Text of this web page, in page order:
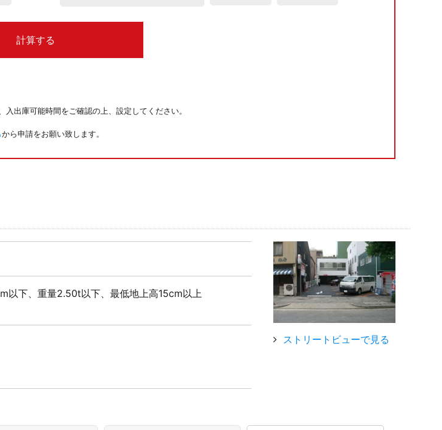
計算する
出庫可能時間をご確認の上、設定してください。
から申請をお願い致します。
以下、重量2.50t以下、最低地上高15cm以上
ストリートビューで見る